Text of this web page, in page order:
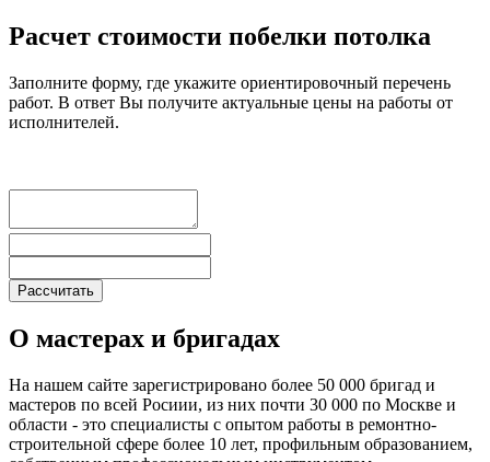
Расчет стоимости побелки потолка
Заполните форму, где укажите ориентировочный перечень
работ. В ответ Вы получите актуальные цены на работы от
исполнителей.
О мастерах и бригадах
На нашем сайте зарегистрировано более 50 000 бригад и
мастеров по всей Росиии, из них почти 30 000 по Москве и
области - это специалисты с опытом работы в ремонтно-
строительной сфере более 10 лет, профильным образованием,